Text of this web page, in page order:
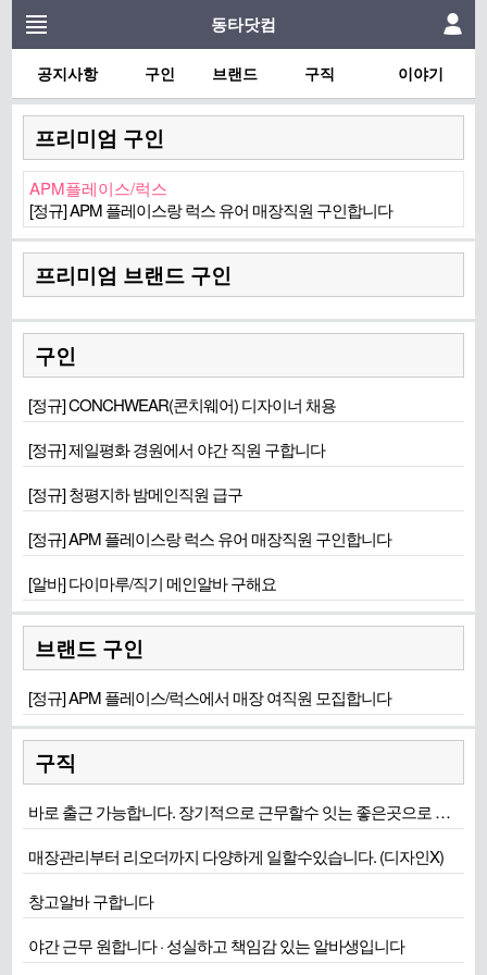
동타닷컴
공지사항 구인 브랜드 구직 이야기
프리미엄 구인
APM플레이스/럭스
[정규] APM 플레이스랑 럭스 유어 매장직원 구인합니다
프리미엄 브랜드 구인
구인
[정규] CONCHWEAR(콘치웨어) 디자이너 채용
[정규] 제일평화 경원에서 야간 직원 구합니다
[정규] 청평지하 밤메인직원 급구
[정규] APM 플레이스랑 럭스 유어 매장직원 구인합니다
[알바] 다이마루/직기 메인알바 구해요
브랜드 구인
[정규] APM 플레이스/럭스에서 매장 여직원 모집합니다
구직
바로 출근 가능합니다. 장기적으로 근무할수 잇는 좋은곳으로 희망합니다
매장관리부터 리오더까지 다양하게 일할수있습니다. (디자인X)
창고알바 구합니다
야간 근무 원합니다 · 성실하고 책임감 있는 알바생입니다